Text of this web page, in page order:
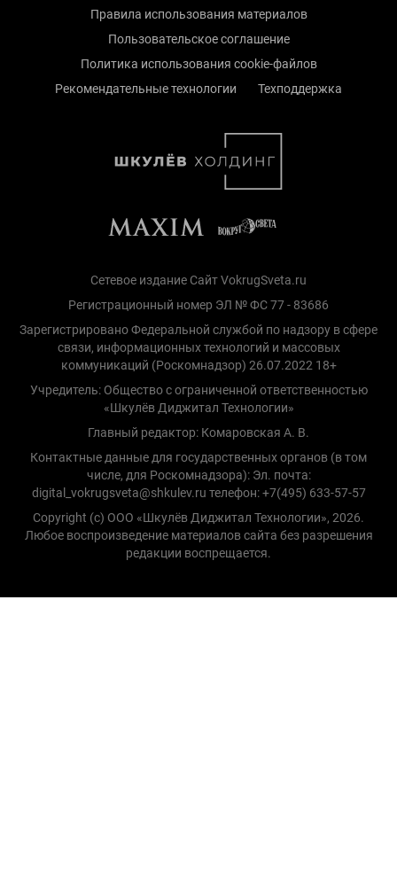
Правила использования материалов
Пользовательское соглашение
Политика использования cookie-файлов
Рекомендательные технологии
Техподдержка
Сетевое издание Сайт VokrugSveta.ru
Регистрационный номер ЭЛ № ФС 77 - 83686
Зарегистрировано Федеральной службой по надзору в сфере
связи, информационных технологий и массовых
коммуникаций (Роскомнадзор) 26.07.2022 18+
Учредитель: Общество с ограниченной ответственностью
«Шкулёв Диджитал Технологии»
Главный редактор: Комаровская А. В.
Контактные данные для государственных органов (в том
числе, для Роскомнадзора): Эл. почта:
digital_vokrugsveta@shkulev.ru телефон: +7(495) 633-57-57
Copyright (с) ООО «Шкулёв Диджитал Технологии», 2026.
Любое воспроизведение материалов сайта без разрешения
редакции воспрещается.